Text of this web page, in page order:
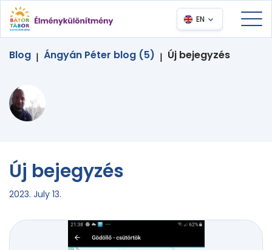
EN
Blog | Ángyán Péter blog (5) | Új bejegyzés
Új bejegyzés
2023. July 13.